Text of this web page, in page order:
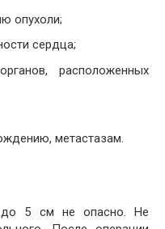
опухоли;
сердца;
расположенных
метастазам.
до 5 см не опасно. Не